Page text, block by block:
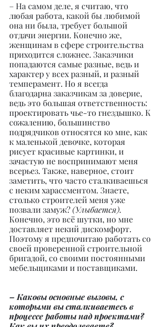
– На самом деле, я считаю, что
любая работа, какой бы любимой
она ни была, требует большой
отдачи энергии. Конечно же,
женщинам в сфере строительства
приходится сложнее. Заказчики
попадаются самые разные, ведь и
характер у всех разный, и разный
темперамент. Но я всегда
благодарна заказчикам за доверие,
ведь это большая ответственность:
проектировать чье-то гнездышко. К
сожалению, большинство
подрядчиков относятся ко мне, как
к маленькой девочке, которая
рисует красивые картинки, и
зачастую не воспринимают меня
всерьез. Также, наверное, стоит
заметить, что часто сталкиваешься
с неким харассментом. Знаете,
столько строителей меня уже
позвали замуж? (Улыбается).
Конечно, это всё шутки, но мне
доставляет некий дискомфорт.
Поэтому я предпочитаю работать со
своей проверенной строительной
бригадой, со своими постоянными
мебельщиками и поставщиками.
– Каковы основные вызовы, с
которыми вы сталкиваетесь в
процессе работы над проектами?